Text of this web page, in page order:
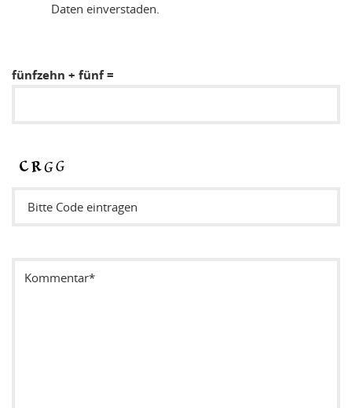
Daten einverstaden.
fünfzehn + fünf =